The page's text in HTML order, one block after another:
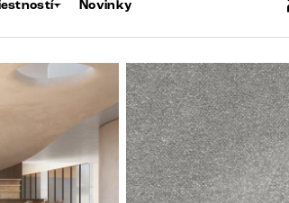
Novinky